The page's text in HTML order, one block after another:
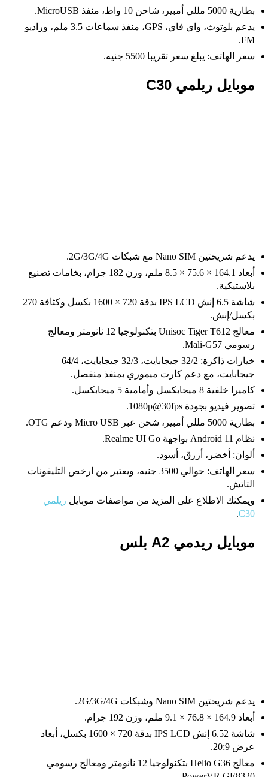
بطارية 5000 مللي أمبير، شاحن 10 واط، منفذ MicroUSB.
يدعم بلوتوث، واي فاي، GPS، منفذ سماعات 3.5 ملم، وراديو
FM.
سعر الهاتف: يبلغ سعر تقريبا 5500 جنيه.
موبايل ريلمي C30
يدعم شريحتين Nano SIM مع شبكات 2G/3G/4G.
أبعاد 164.1 × 75.6 × 8.5 ملم، وزن 182 جرام، بخامات تصنيع
بلاستيكية.
شاشة 6.5 إنش IPS LCD بدقة 720 × 1600 بكسل وكثافة 270
بكسل/إنش.
معالج Unisoc Tiger T612 بتكنولوجيا 12 نانومتر ومعالج
رسومي Mali-G57.
خيارات ذاكرة: 32/2 جيجابايت، 32/3 جيجابايت، 64/4
جيجابايت، مع دعم كارت ميموري بمنفذ منفصل.
كاميرا خلفية 8 ميجابكسل وأمامية 5 ميجابكسل.
تصوير فيديو بجودة 1080p@30fps.
بطارية 5000 مللي أمبير، شحن عبر Micro USB ودعم OTG.
نظام Android 11 بواجهة Realme UI Go.
ألوان: أخضر، أزرق، أسود.
سعر الهاتف: حوالي 3500 جنيه، ويعتبر من ارخص التليفونات
التاتش.
ويمكنك الاطلاع على المزيد من مواصفات موبايل ريلمي
C30
.
موبايل ريدمي A2 بلس
يدعم شريحتين Nano SIM وشبكات 2G/3G/4G.
أبعاد 164.9 × 76.8 × 9.1 ملم، وزن 192 جرام.
شاشة 6.52 إنش IPS LCD بدقة 720 × 1600 بكسل، أبعاد
عرض 20:9.
معالج Helio G36 بتكنولوجيا 12 نانومتر ومعالج رسومي